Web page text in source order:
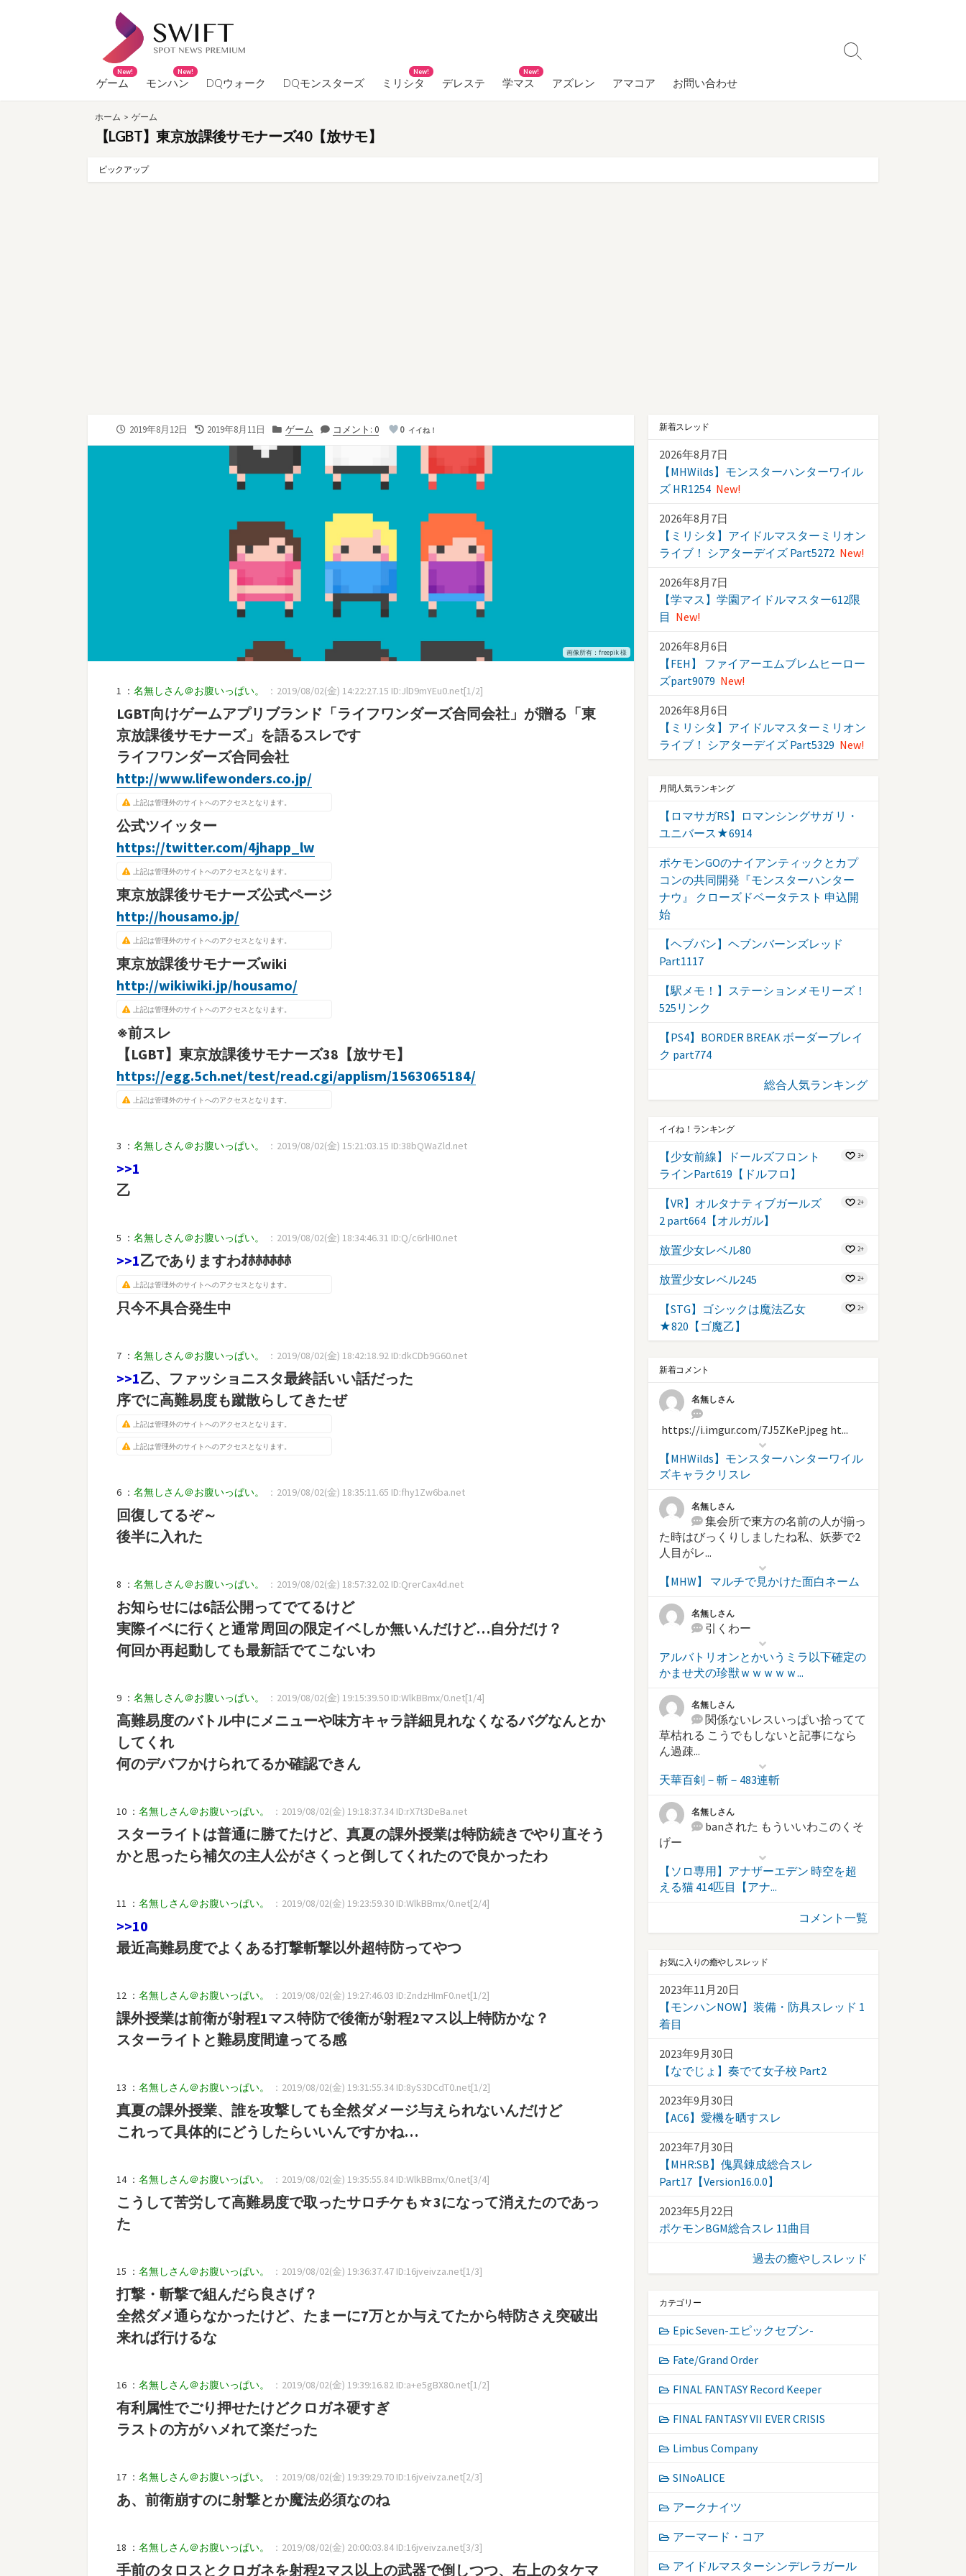
へ
ゲーム
New!
モンハン
New!
DQウォーク DQモンスターズ ミリシタ
New!
デレステ 学マス
New!
アズレン アマコア お問い合わせ
検
り
ホーム > ゲーム
【LGBT】東京放課後サモナーズ40【放サモ】
ピックアップ
公
2019年8月12日
最
2019年8月11日
カ
リ
ゲーム コメント: 0 0 イイね！
画像所有：freepik 様
1 ： 名無しさん＠お腹いっぱい。 ：2019/08/02(金) 14:22:27.15 ID:JlD9mYEu0.net[1/2]
LGBT向けゲームアプリブランド「ライフワンダーズ合同会社」が贈る「東
京放課後サモナーズ」を語るスレです
ライフワンダーズ合同会社
http://www.lifewonders.co.jp/
上記は管理外のサイトへのアクセスとなります。
公式ツイッター
https://twitter.com/4jhapp_lw
上記は管理外のサイトへのアクセスとなります。
東京放課後サモナーズ公式ページ
http://housamo.jp/
上記は管理外のサイトへのアクセスとなります。
東京放課後サモナーズwiki
http://wikiwiki.jp/housamo/
上記は管理外のサイトへのアクセスとなります。
※前スレ
【LGBT】東京放課後サモナーズ38【放サモ】
https://egg.5ch.net/test/read.cgi/applism/1563065184/
上記は管理外のサイトへのアクセスとなります。
3 ： 名無しさん＠お腹いっぱい。 ：2019/08/02(金) 15:21:03.15 ID:38bQWaZld.net
>>1
乙
5 ： 名無しさん＠お腹いっぱい。 ：2019/08/02(金) 18:34:46.31 ID:Q/c6rlHI0.net
>>1乙でありますわｵﾎﾎﾎﾎﾎﾎ
上記は管理外のサイトへのアクセスとなります。
只今不具合発生中
7 ： 名無しさん＠お腹いっぱい。 ：2019/08/02(金) 18:42:18.92 ID:dkCDb9G60.net
>>1乙、ファッショニスタ最終話いい話だった
序でに高難易度も蹴散らしてきたぜ
上記は管理外のサイトへのアクセスとなります。
上記は管理外のサイトへのアクセスとなります。
6 ： 名無しさん＠お腹いっぱい。 ：2019/08/02(金) 18:35:11.65 ID:fhy1Zw6ba.net
回復してるぞ～
後半に入れた
8 ： 名無しさん＠お腹いっぱい。 ：2019/08/02(金) 18:57:32.02 ID:QrerCax4d.net
お知らせには6話公開ってでてるけど
実際イベに行くと通常周回の限定イベしか無いんだけど…自分だけ？
何回か再起動しても最新話でてこないわ
9 ： 名無しさん＠お腹いっぱい。 ：2019/08/02(金) 19:15:39.50 ID:WlkBBmx/0.net[1/4]
高難易度のバトル中にメニューや味方キャラ詳細見れなくなるバグなんとか
してくれ
何のデバフかけられてるか確認できん
10 ： 名無しさん＠お腹いっぱい。 ：2019/08/02(金) 19:18:37.34 ID:rX7t3DeBa.net
スターライトは普通に勝てたけど、真夏の課外授業は特防続きでやり直そう
かと思ったら補欠の主人公がさくっと倒してくれたので良かったわ
11 ： 名無しさん＠お腹いっぱい。 ：2019/08/02(金) 19:23:59.30 ID:WlkBBmx/0.net[2/4]
>>10
最近高難易度でよくある打撃斬撃以外超特防ってやつ
12 ： 名無しさん＠お腹いっぱい。 ：2019/08/02(金) 19:27:46.03 ID:ZndzHImF0.net[1/2]
課外授業は前衛が射程1マス特防で後衛が射程2マス以上特防かな？
スターライトと難易度間違ってる感
13 ： 名無しさん＠お腹いっぱい。 ：2019/08/02(金) 19:31:55.34 ID:8yS3DCdT0.net[1/2]
真夏の課外授業、誰を攻撃しても全然ダメージ与えられないんだけど
これって具体的にどうしたらいいんですかね…
14 ： 名無しさん＠お腹いっぱい。 ：2019/08/02(金) 19:35:55.84 ID:WlkBBmx/0.net[3/4]
こうして苦労して高難易度で取ったサロチケも☆3になって消えたのであっ
た
15 ： 名無しさん＠お腹いっぱい。 ：2019/08/02(金) 19:36:37.47 ID:16jveivza.net[1/3]
打撃・斬撃で組んだら良さげ？
全然ダメ通らなかったけど、たまーに7万とか与えてたから特防さえ突破出
来れば行けるな
16 ： 名無しさん＠お腹いっぱい。 ：2019/08/02(金) 19:39:16.82 ID:a+e5gBX80.net[1/2]
有利属性でごり押せたけどクロガネ硬すぎ
ラストの方がハメれて楽だった
17 ： 名無しさん＠お腹いっぱい。 ：2019/08/02(金) 19:39:29.70 ID:16jveivza.net[2/3]
あ、前衛崩すのに射撃とか魔法必須なのね
18 ： 名無しさん＠お腹いっぱい。 ：2019/08/02(金) 20:00:03.84 ID:16jveivza.net[3/3]
手前のタロスとクロガネを射程2マス以上の武器で倒しつつ、右上のタケマ
新着スレッド
2026年8月7日
【MHWilds】モンスターハンターワイル
ズ HR1254 New!
2026年8月7日
【ミリシタ】アイドルマスターミリオン
ライブ！ シアターデイズ Part5272 New!
2026年8月7日
【学マス】学園アイドルマスター612限
目 New!
2026年8月6日
【FEH】 ファイアーエムブレムヒーロー
ズpart9079 New!
2026年8月6日
【ミリシタ】アイドルマスターミリオン
ライブ！ シアターデイズ Part5329 New!
月間人気ランキング
【ロマサガRS】ロマンシングサガ リ・
ユニバース★6914
ポケモンGOのナイアンティックとカプ
コンの共同開発『モンスターハンター
ナウ』 クローズドベータテスト 申込開
始
【ヘブバン】ヘブンバーンズレッド
Part1117
【駅メモ！】ステーションメモリーズ！
525リンク
【PS4】BORDER BREAK ボーダーブレイ
ク part774
総合人気ランキング
イイね！ランキング
【少女前線】ドールズフロント
ラインPart619【ドルフロ】
3+
【VR】オルタナティブガールズ
2 part664【オルガル】
2+
放置少女レベル80 2+
放置少女レベル245 2+
【STG】ゴシックは魔法乙女
★820【ゴ魔乙】
2+
新着コメント
名無しさん
https://i.imgur.com/7J5ZKeP.jpeg ht...
【MHWilds】モンスターハンターワイル
ズキャラクリスレ
名無しさん
集会所で東方の名前の人が揃っ
た時はびっくりしましたね私、妖夢で2
人目がレ...
【MHW】 マルチで見かけた面白ネーム
名無しさん
引くわー
アルバトリオンとかいうミラ以下確定の
かませ犬の珍獣ｗｗｗｗｗ...
名無しさん
関係ないレスいっぱい拾ってて
草枯れる こうでもしないと記事になら
ん過疎...
天華百剣－斬－483連斬
名無しさん
banされた もういいわこのくそ
げー
【ソロ専用】アナザーエデン 時空を超
える猫 414匹目【アナ...
コメント一覧
お気に入りの癒やしスレッド
2023年11月20日
【モンハンNOW】装備・防具スレッド 1
着目
2023年9月30日
【なでじょ】奏でて女子校 Part2
2023年9月30日
【AC6】愛機を晒すスレ
2023年7月30日
【MHR:SB】傀異錬成総合スレ
Part17【Version16.0.0】
2023年5月22日
ポケモンBGM総合スレ 11曲目
過去の癒やしスレッド
カテゴリー
Epic Seven-エピックセブン-
Fate/Grand Order
FINAL FANTASY Record Keeper
FINAL FANTASY VII EVER CRISIS
Limbus Company
SINoALICE
アークナイツ
アーマード・コア
アイドルマスターシンデレラガール